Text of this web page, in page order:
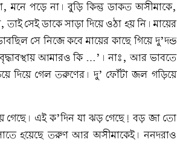
মনে পড়ে না। বুড়ি কিন্তু ডাকত অসীমাকে,
সেই ডাকে সাড়া দিয়ে ওঠা হয় নি। মায়ের
সে নিজে কবে মায়ের কাছে গিয়ে দু’দন্ড
আমারও কি …’। নাঃ, আর ভাবতে
দিয়ে গেল তরুণের। দু’ ফোঁটা জল গড়িয়ে
গেছে। এই ক’দিন যা ঝড় গেছে! বড় জা তো
হয়েছে তরুণ আর অসীমাকেই। ননদরাও